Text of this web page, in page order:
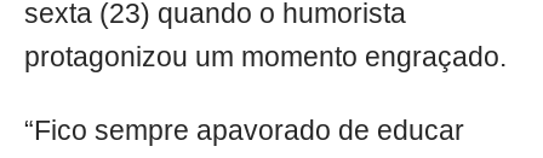
sexta (23) quando o humorista
protagonizou um momento engraçado.
“Fico sempre apavorado de educar